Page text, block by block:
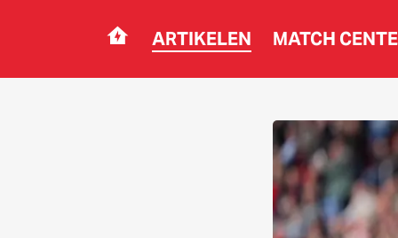
Navigation ARTIKELEN MATCH